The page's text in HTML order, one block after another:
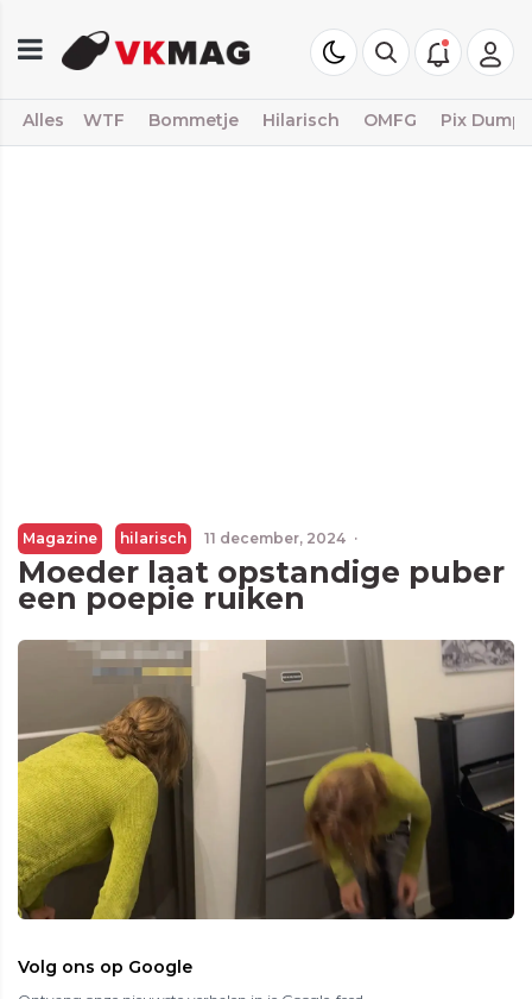
Alles WTF Bommetje Hilarisch OMFG Pix Dump
Magazine hilarisch 11 december, 2024 ·
Moeder laat opstandige puber
een poepie ruiken
Volg ons op Google